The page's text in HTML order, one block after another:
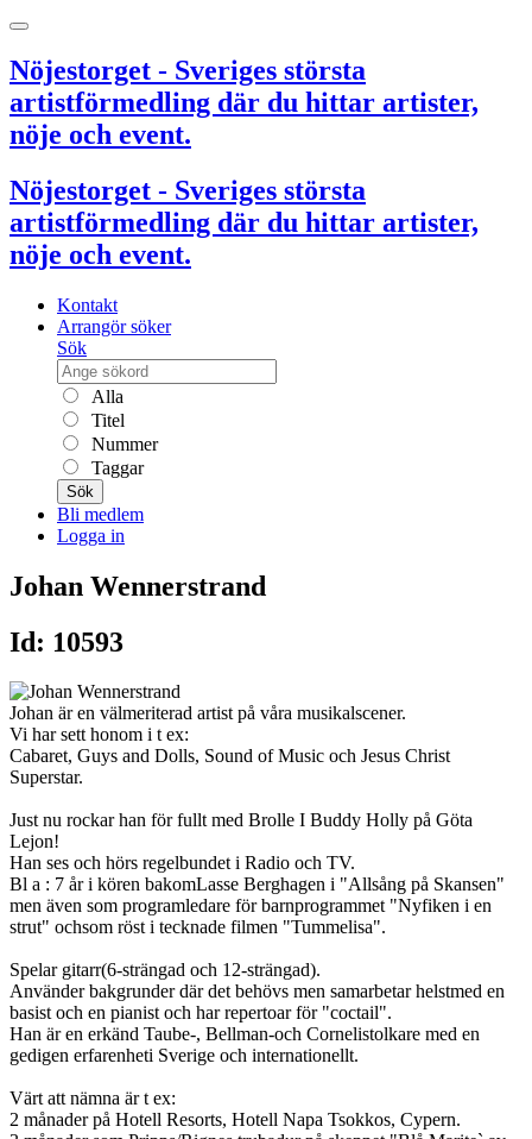
Nöjestorget - Sveriges största
artistförmedling där du hittar artister,
nöje och event.
Nöjestorget - Sveriges största
artistförmedling där du hittar artister,
nöje och event.
Kontakt
Arrangör söker
Sök
Alla
Titel
Nummer
Taggar
Sök
Bli medlem
Logga in
Johan Wennerstrand
Id: 10593
Johan är en välmeriterad artist på våra musikalscener.
Vi har sett honom i t ex:
Cabaret, Guys and Dolls, Sound of Music och Jesus Christ
Superstar.
Just nu rockar han för fullt med Brolle I Buddy Holly på Göta
Lejon!
Han ses och hörs regelbundet i Radio och TV.
Bl a : 7 år i kören bakomLasse Berghagen i "Allsång på Skansen"
men även som programledare för barnprogrammet "Nyfiken i en
strut" ochsom röst i tecknade filmen "Tummelisa".
Spelar gitarr(6-strängad och 12-strängad).
Använder bakgrunder där det behövs men samarbetar helstmed en
basist och en pianist och har repertoar för "coctail".
Han är en erkänd Taube-, Bellman-och Cornelistolkare med en
gedigen erfarenheti Sverige och internationellt.
Värt att nämna är t ex:
2 månader på Hotell Resorts, Hotell Napa Tsokkos, Cypern.